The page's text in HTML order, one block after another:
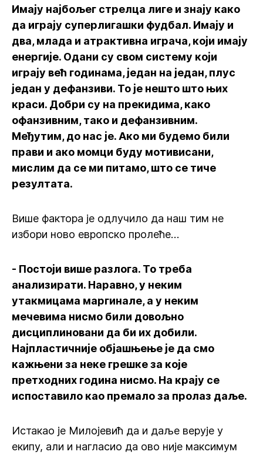
Имају најбољег стрелца лиге и знају како
да играју суперлигашки фудбал. Имају и
два, млада и атрактивна играча, који имају
енергије. Одани су свом систему који
играју већ годинама, један на један, плус
један у дефанзиви. То је нешто што њих
краси. Добри су на прекидима, како
офанзивним, тако и дефанзивним.
Међутим, до нас је. Ако ми будемо били
прави и ако момци буду мотивисани,
мислим да се ми питамо, што се тиче
резултата.
Више фактора је одлучило да наш тим не
избори ново европско пролеће…
- Постоји више разлога. То треба
анализирати. Наравно, у неким
утакмицама маргинале, а у неким
мечевима нисмо били довољно
дисциплиновани да би их добили.
Најпластичније објашњење је да смо
кажњени за неке грешке за које
претходних година нисмо. На крају се
испоставило као премало за пролаз даље.
Истакао је Милојевић да и даље верује у
екипу, али и нагласио да ово није максимум